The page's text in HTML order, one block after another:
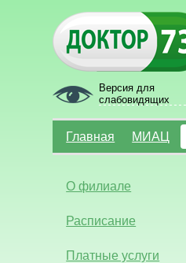
Версия для
слабовидящих
Главная МИАЦ
О филиале
Расписание
Платные услуги